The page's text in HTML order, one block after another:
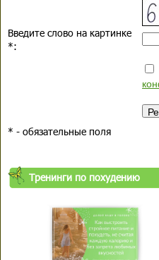
Введите слово на картинке
*:
* - обязательные поля
Тренинги по похудению